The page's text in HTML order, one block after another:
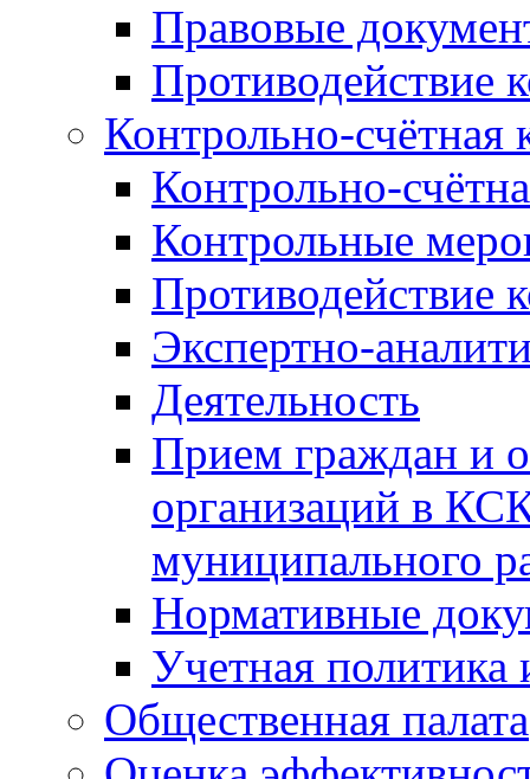
Правовые
Противодействие
Контрольно-счётная
Контрольно-
Контрольные
Противодействие
Экспертно-
Деятельность
Прием граждан и
организаций в
муниципального
Нормативные
Учетная политика
Общественная палата